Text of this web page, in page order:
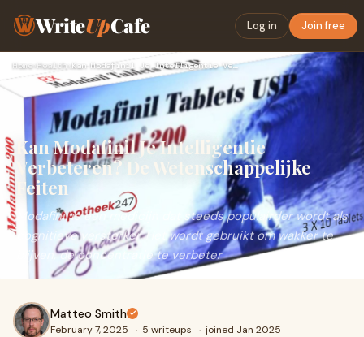
WriteUpCafe Log in Join free
Home›Health› Kan Modafinil Je Intelligentie Verbeteren? De Wetenschappeli…
Kan Modafinil Je Intelligentie
Verbeteren? De Wetenschappelijke
Feiten
Modafinil is een medicijn dat steeds populairder wordt als
cognitieve versterker. Het wordt gebruikt om wakker te
blijven, de concentratie te verbeter
Matteo Smith
February 7, 2025 · 5 writeups · joined Jan 2025